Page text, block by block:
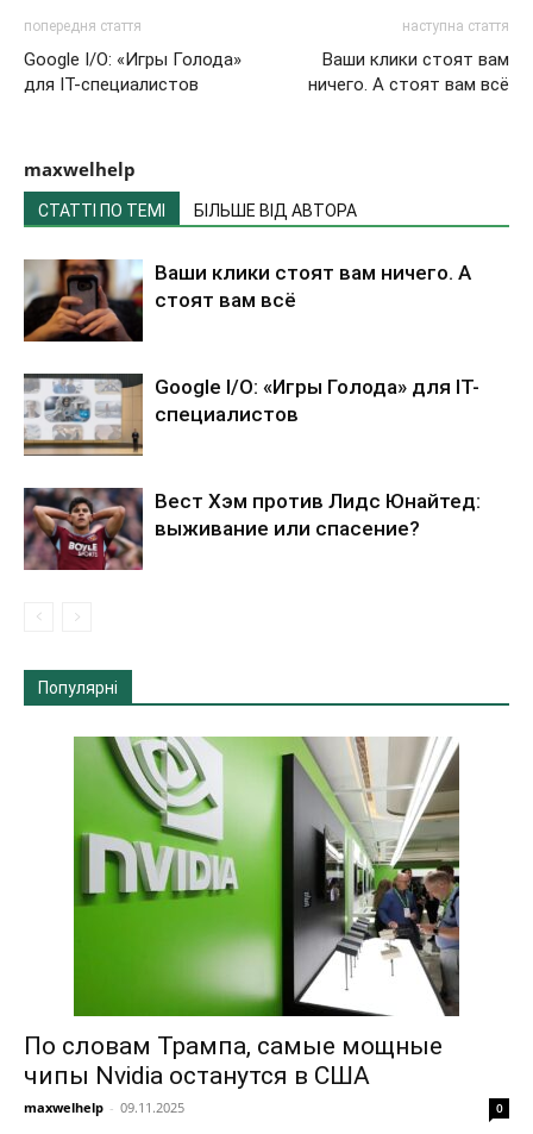
попередня стаття
Google I/O: «Игры Голода»
для IT-специалистов
наступна стаття
Ваши клики стоят вам
ничего. А стоят вам всё
maxwelhelp
СТАТТІ ПО ТЕМІ БІЛЬШЕ ВІД АВТОРА
Ваши клики стоят вам ничего. А
стоят вам всё
Google I/O: «Игры Голода» для IT-
специалистов
Вест Хэм против Лидс Юнайтед:
выживание или спасение?
Популярні
По словам Трампа, самые мощные
чипы Nvidia останутся в США
maxwelhelp - 09.11.2025 0